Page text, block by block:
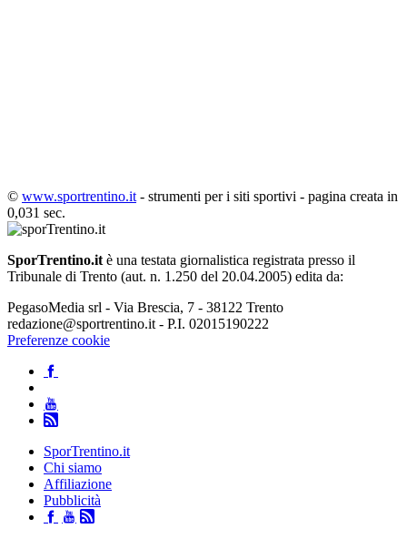
© www.sportrentino.it - strumenti per i siti sportivi - pagina creata in
0,031 sec.
SporTrentino.it è una testata giornalistica registrata presso il
Tribunale di Trento (aut. n. 1.250 del 20.04.2005) edita da:
PegasoMedia srl - Via Brescia, 7 - 38122 Trento
redazione@sportrentino.it - P.I. 02015190222
Preferenze cookie
SporTrentino.it
Chi siamo
Affiliazione
Pubblicità